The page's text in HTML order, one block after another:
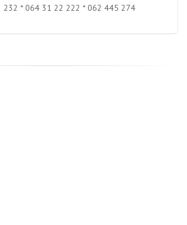
232 * 064 31 22 222 * 062 445 274